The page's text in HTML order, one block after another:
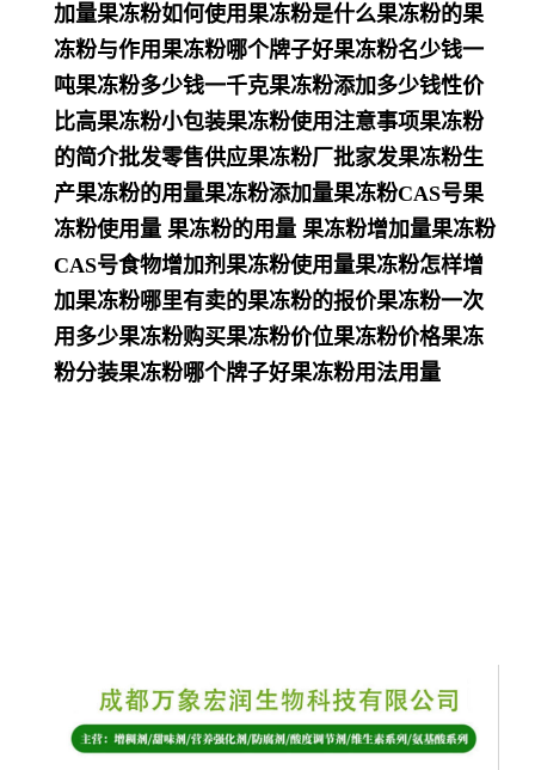
加量果冻粉如何使用果冻粉是什么果冻粉的果
冻粉与作用果冻粉哪个牌子好果冻粉名少钱一
吨果冻粉多少钱一千克果冻粉添加多少钱性价
比高果冻粉小包装果冻粉使用注意事项果冻粉
的简介批发零售供应果冻粉厂批家发果冻粉生
产果冻粉的用量果冻粉添加量果冻粉CAS号果
冻粉使用量 果冻粉的用量 果冻粉增加量果冻粉
CAS号食物增加剂果冻粉使用量果冻粉怎样增
加果冻粉哪里有卖的果冻粉的报价果冻粉一次
用多少果冻粉购买果冻粉价位果冻粉价格果冻
粉分装果冻粉哪个牌子好果冻粉用法用量